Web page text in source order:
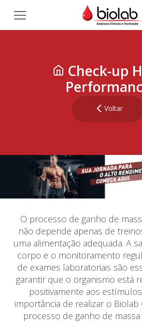
Check-up
Voltar
O processo de ganho de
não depende apenas de
uma alimentação adequada. A
corpo e o monitoramento
de exames laboratoriais são
garantir que o organismo está
positivamente aos
importância de realizar o Biolab
processo de ganho de